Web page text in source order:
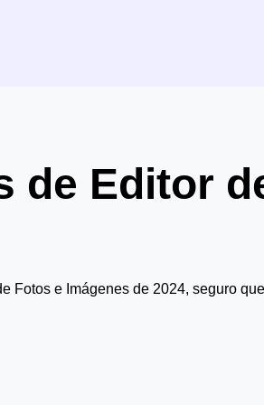
de Editor
Fotos e Imágenes de 2024, seguro